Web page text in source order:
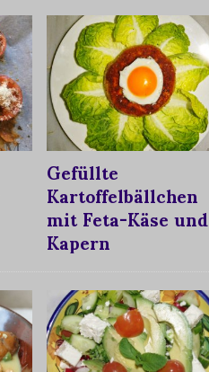
Gefüllte
Kartoffelbällchen
mit Feta-Käse und
Kapern